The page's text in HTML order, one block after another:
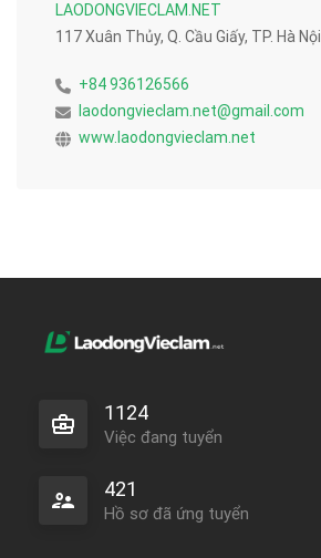
LAODONGVIECLAM.NET
117 Xuân Thủy, Q. Cầu Giấy, TP. Hà Nội
+84 936126566
laodongvieclam.net@gmail.com
www.laodongvieclam.net
1124
Việc đang tuyển
421
Hồ sơ đã ứng tuyển